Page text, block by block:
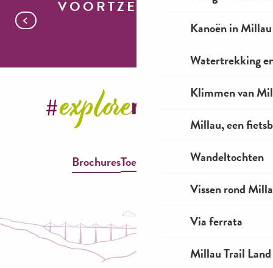
Kanoën in
Watertrekking
Klimmen van
Millau, een
Wandeltochten
Vissen rond
Via ferrata
Millau Trail Land
VOORTZETTEN
BrochuresToegankelijkheid